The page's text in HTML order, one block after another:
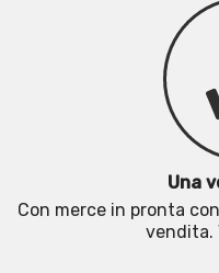
Una
Con merce in pronta
vendita.